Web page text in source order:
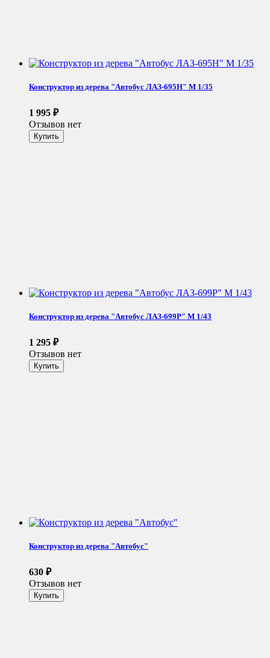
Конструктор из дерева "Автобус ЛАЗ-695Н" М 1/35
1 995 ₽
Отзывов нет
Конструктор из дерева "Автобус ЛАЗ-699Р" М 1/43
1 295 ₽
Отзывов нет
Конструктор из дерева "Автобус"
630 ₽
Отзывов нет